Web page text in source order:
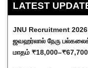
LATEST
JNU Recruitment 2026:
ஜவஹர்லால் நேரு
மாதம்